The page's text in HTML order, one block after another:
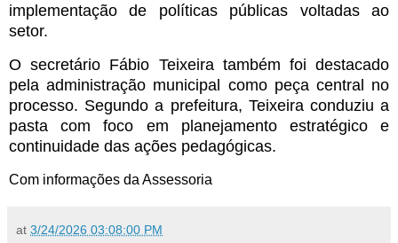
implementação de políticas públicas voltadas ao
setor.
O secretário Fábio Teixeira também foi destacado
pela administração municipal como peça central no
processo. Segundo a prefeitura, Teixeira conduziu a
pasta com foco em planejamento estratégico e
continuidade das ações pedagógicas.
Com informações da Assessoria
at 3/24/2026 03:08:00 PM